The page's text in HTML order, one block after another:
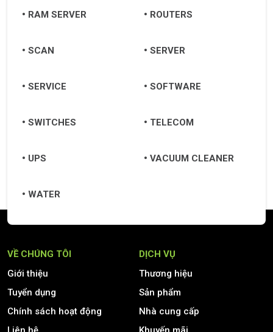
RAM SERVER ROUTERS
SCAN SERVER
SERVICE SOFTWARE
SWITCHES TELECOM
UPS VACUUM CLEANER
WATER
VỀ CHÚNG TÔI
Giới thiệu
Tuyển dụng
Chính sách hoạt động
DỊCH VỤ
Thương hiệu
Sản phẩm
Nhà cung cấp